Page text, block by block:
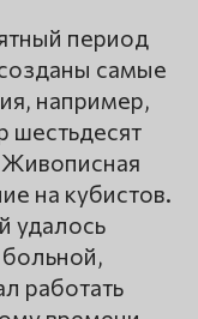
период
самые
например,
шестьдесят
Живописная
на кубистов.
удалось
работать